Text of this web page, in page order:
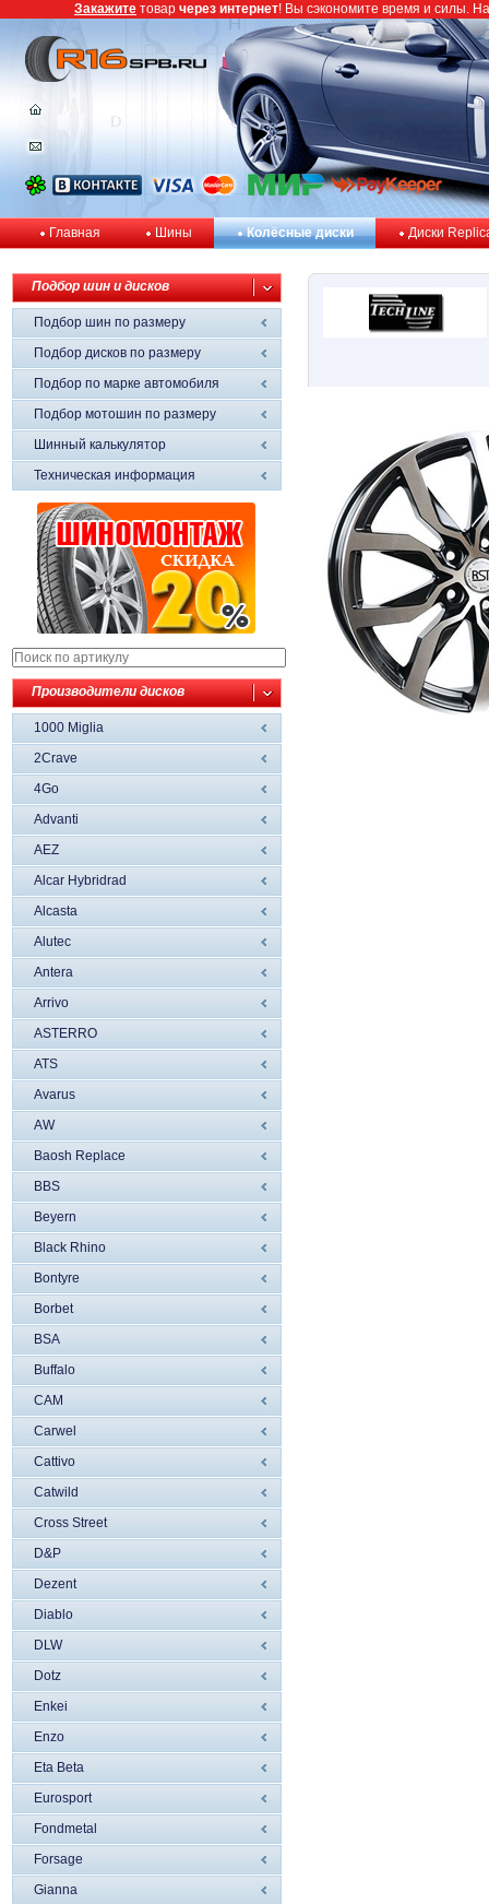
Главная Шины Колёсные диски Диски
Подбор шин и дисков
Подбор шин по размеру
Подбор дисков по размеру
Подбор по марке автомобиля
Подбор мотошин по размеру
Шинный калькулятор
Техническая информация
Производители дисков
1000 Miglia
2Crave
4Go
Advanti
AEZ
Alcar Hybridrad
Alcasta
Alutec
Antera
Arrivo
ASTERRO
ATS
Avarus
AW
Baosh Replace
BBS
Beyern
Black Rhino
Bontyre
Borbet
BSA
Buffalo
CAM
Carwel
Cattivo
Catwild
Cross Street
D&P
Dezent
Diablo
DLW
Dotz
Enkei
Enzo
Eta Beta
Eurosport
Fondmetal
Forsage
Gianna
Закажите товар через интернет! Вы сэкономите время и силы.